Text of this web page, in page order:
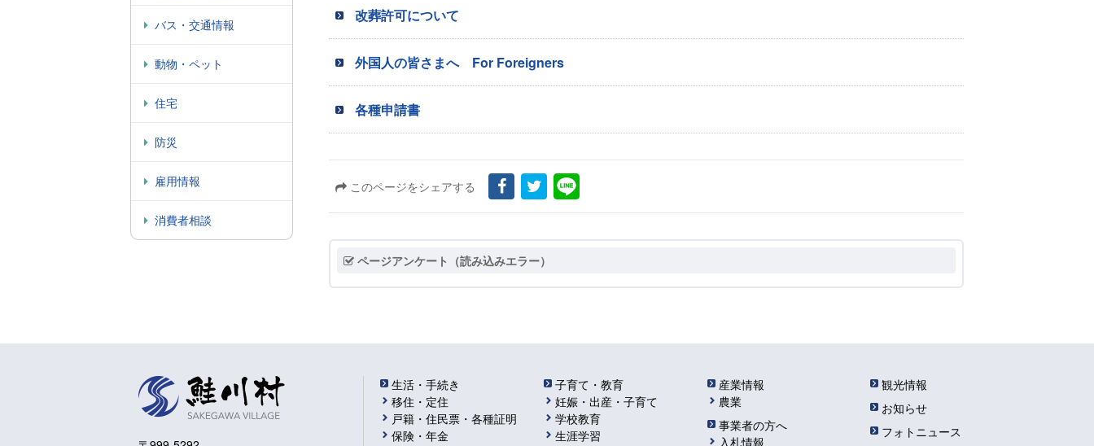
改葬許可について
外国人の皆さまへ For Foreigners
各種申請書
このページをシェアする
ページアンケート（読み込みエラー）
バス・交通情報
動物・ペット
住宅
防災
雇用情報
消費者相談
生活・手続き
移住・定住
戸籍・住民票・各種証明
保険・年金
子育て・教育
妊娠・出産・子育て
学校教育
生涯学習
産業情報
農業
事業者の方へ
入札情報
観光情報
お知らせ
フォトニュース